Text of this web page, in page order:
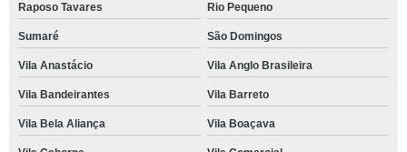
Raposo Tavares Rio Pequeno
Sumaré São Domingos
Vila Anastácio Vila Anglo Brasileira
Vila Bandeirantes Vila Barreto
Vila Bela Aliança Vila Boaçava